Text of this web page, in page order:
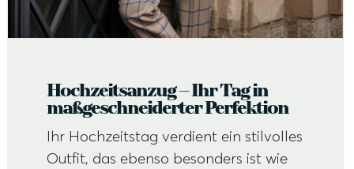
Hochzeitsanzug – Ihr Tag in
maßgeschneiderter Perfektion
Ihr Hochzeitstag verdient ein stilvolles
Outfit, das ebenso besonders ist wie